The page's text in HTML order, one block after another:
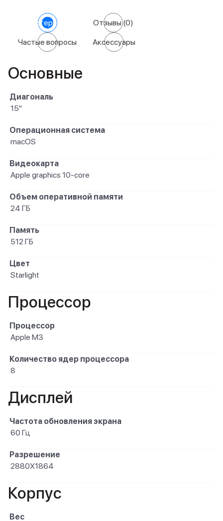
Характеристики Отзывы(0)
Частые вопросы Аксессуары
Основные
Диагональ
15"
Операционная система
macOS
Видеокарта
Apple graphics 10-core
Объем оперативной памяти
24 ГБ
Память
512 ГБ
Цвет
Starlight
Процессор
Процессор
Apple M3
Количество ядер процессора
8
Дисплей
Частота обновления экрана
60 Гц
Разрешение
2880X1864
Корпус
Вес